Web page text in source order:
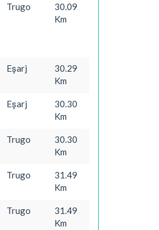
Trugo
30.09
Km
Eşarj
30.29
Km
Eşarj
30.30
Km
Trugo
30.30
Km
Trugo
31.49
Km
Trugo
31.49
Km